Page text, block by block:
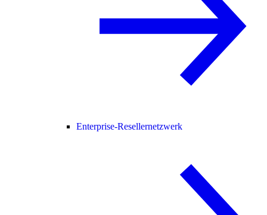
Enterprise-Resellernetzwerk